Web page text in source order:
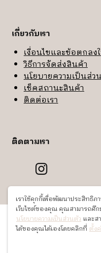
เกี่ยวกับเรา
เงื่อนไขและข้อตกล
วิธีการจัดส่งสินค้า
นโยบายความเป็นส่ว
เช็คสถานะสินค้า
ติดต่อเรา
ติดตามเรา
©2026 Biblio
เราใช้คุกกี้เพื่อพัฒนาประสิทธิ
เว็บไซต์ของคุณ คุณสามารถศึก
นโยบายความเป็นส่วนตัว และส
ได้ของคุณได้เองโดยคลิกที่ ตั้ง